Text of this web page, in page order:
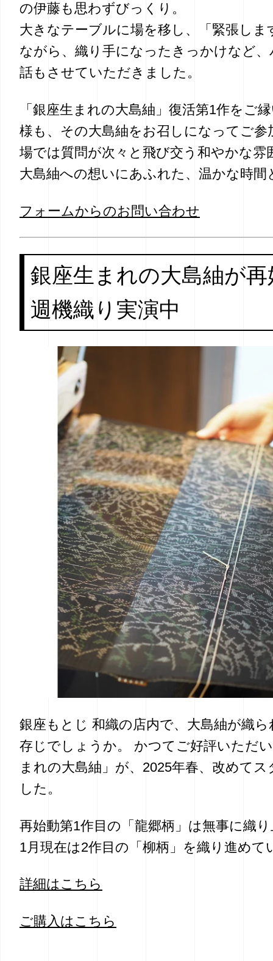
の伊藤も思わずびっくり。
大きなテーブルに場を移し、「緊張し
ながら、織り手になったきっかけなど
話もさせていただきました。
「銀座生まれの大島紬」復活第1作をご
様も、その大島紬をお召しになってご参
場では質問が次々と飛び交う和やかな雰
大島紬への想いにあふれた、温かな時間
フォームからのお問い合わせ
銀座生まれの大島紬が
週機織り実演中
銀座もとじ 和織の店内で、大島紬が織
存じでしょうか。 かつてご好評いただ
まれの大島紬」が、2025年春、改めて
した。
再始動第1作目の「龍郷柄」は無事に織
1月現在は2作目の「柳柄」を織り進めて
詳細はこちら
ご購入はこちら